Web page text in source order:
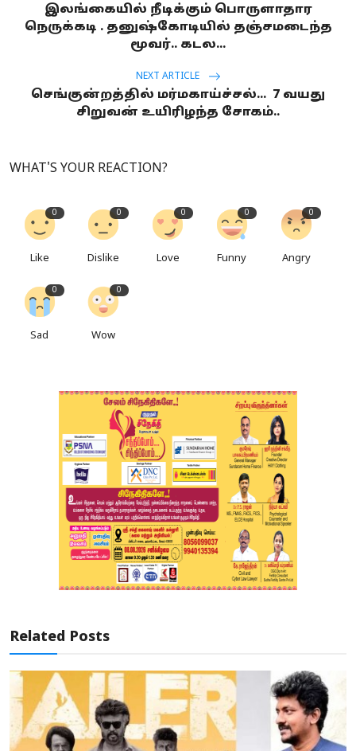
இலங்கையில் நீடிக்கும் பொருளாதார
நெருக்கடி . தனுஷ்கோடியில் தஞ்சமடைந்த
மூவர்.. கடல...
NEXT ARTICLE
செங்குன்றத்தில் மர்மகாய்ச்சல்... 7 வயது
சிறுவன் உயிரிழந்த சோகம்..
WHAT'S YOUR REACTION?
0
Like
0
Dislike
0
Love
0
Funny
0
Angry
0
Sad
0
Wow
Related Posts